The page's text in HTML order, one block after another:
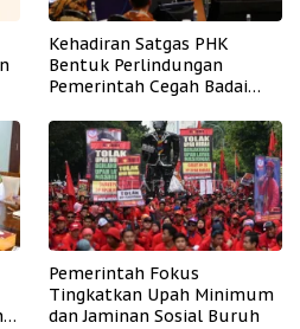
Kehadiran Satgas PHK
Bentuk Perlindungan
Pemerintah Cegah Badai
Pemerintah Fokus
Tingkatkan Upah Minimum
dan Jaminan Sosial Buruh